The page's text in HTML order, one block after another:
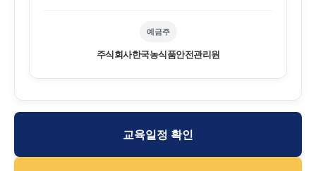
예금주
주식회사한국농식품안전관리원
교육일정 확인